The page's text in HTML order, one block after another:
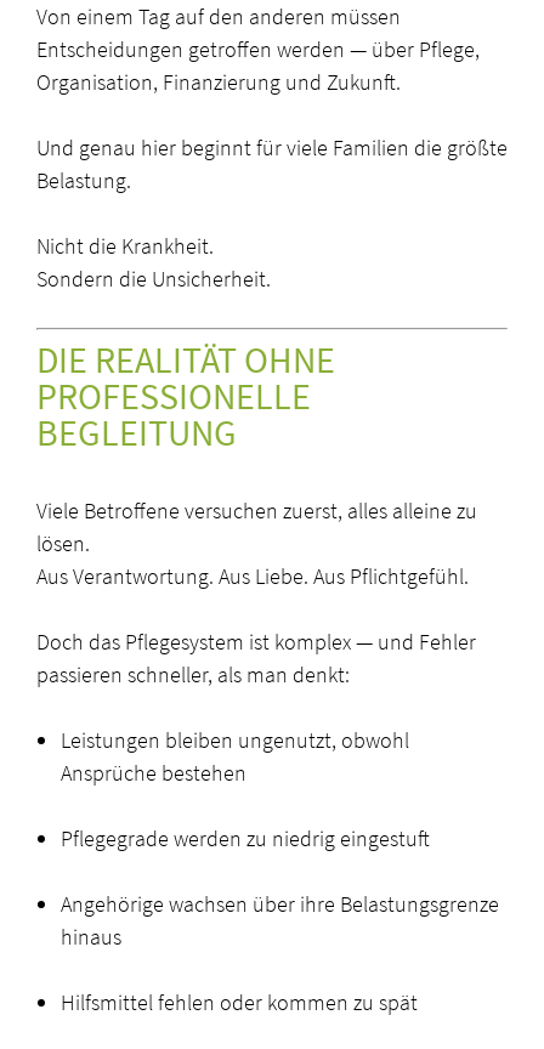
Von einem Tag auf den anderen müssen
Entscheidungen getroffen werden — über Pflege,
Organisation, Finanzierung und Zukunft.
Und genau hier beginnt für viele Familien die größte
Belastung.
Nicht die Krankheit.
Sondern die Unsicherheit.
DIE REALITÄT OHNE
PROFESSIONELLE
BEGLEITUNG
Viele Betroffene versuchen zuerst, alles alleine zu
lösen.
Aus Verantwortung. Aus Liebe. Aus Pflichtgefühl.
Doch das Pflegesystem ist komplex — und Fehler
passieren schneller, als man denkt:
Leistungen bleiben ungenutzt, obwohl
Ansprüche bestehen
Pflegegrade werden zu niedrig eingestuft
Angehörige wachsen über ihre Belastungsgrenze
hinaus
Hilfsmittel fehlen oder kommen zu spät